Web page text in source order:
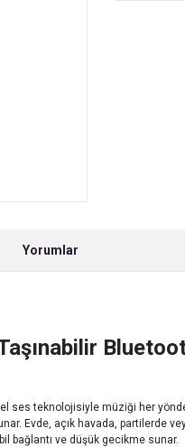
Yorumlar
ses teknolojisiyle müziği her
Evde, açık havada, partilerde
bağlantı ve düşük gecikme sunar.